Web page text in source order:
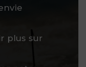
plus sur